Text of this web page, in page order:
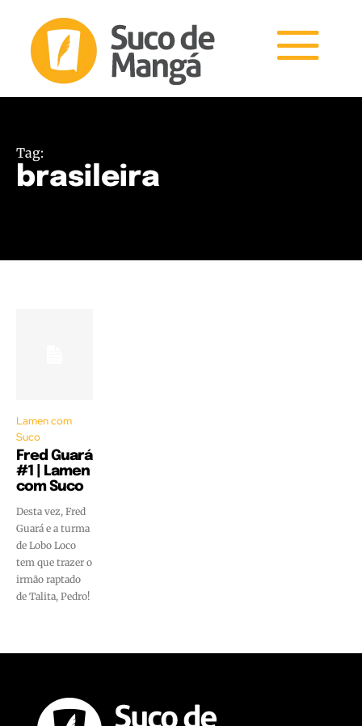
Tag:
brasileira
Lamen com
Suco
Fred Guará
#1 | Lamen
com Suco
Desta vez, Fred
Guará e a turma
de Lobo Loco
tem que trazer o
irmão raptado
de Talita, Pedro!